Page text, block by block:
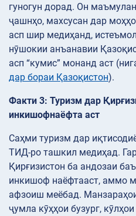
гуногун дорад. Он
ҷашнҳо, махсусан дар
асп шир медиҳанд,
нӯшокии анъанавии
асп “кумис” монанд аст
дар бораи Қазоқистон).
Факти 3: Туризм дар
инкишофнаёфта аст
Саҳми туризм дар
ТИД-ро ташкил медиҳад.
Қирғизистон ба андозаи
инкишоф наёфтааст, аммо
афзоиш меёбад.
ҷумла кӯҳҳои бузург,